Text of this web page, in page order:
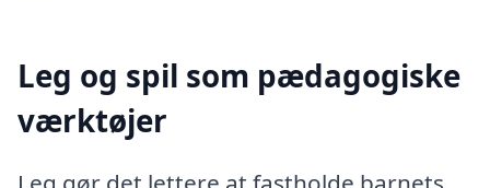
Leg og spil som pædagogiske
værktøjer